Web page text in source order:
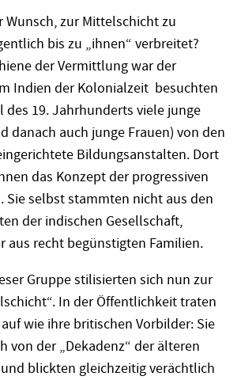
Wunsch, zur Mittelschicht zu
bis zu „ihnen“ verbreitet?
der Vermittlung war der
Indien der Kolonialzeit besuchten
des 19. Jahrhunderts viele junge
danach auch junge Frauen) von den
Bildungsanstalten. Dort
das Konzept der progressiven
Sie selbst stammten nicht aus den
der indischen Gesellschaft,
aus recht begünstigten Familien.
Gruppe stilisierten sich nun zur
In der Öffentlichkeit traten
wie ihre britischen Vorbilder: Sie
von der „Dekadenz“ der älteren
blickten gleichzeitig verächtlich